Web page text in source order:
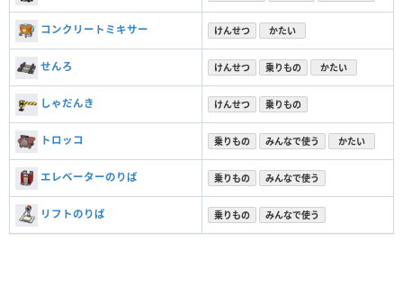
コンクリートミキサー けんせつ かたい
せんろ けんせつ 乗りもの かたい
しゃだんき けんせつ 乗りもの
トロッコ 乗りもの みんなで使う かたい
エレベーターのりば 乗りもの みんなで使う
リフトのりば 乗りもの みんなで使う